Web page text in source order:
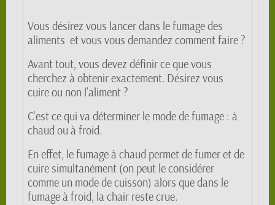
Vous désirez vous lancer dans le fumage des
aliments et vous vous demandez comment faire ?
Avant tout, vous devez définir ce que vous
cherchez à obtenir exactement. Désirez vous
cuire ou non l’aliment ?
C’est ce qui va déterminer le mode de fumage : à
chaud ou à froid.
En effet, le fumage à chaud permet de fumer et de
cuire simultanément (on peut le considérer
comme un mode de cuisson) alors que dans le
fumage à froid, la chair reste crue.